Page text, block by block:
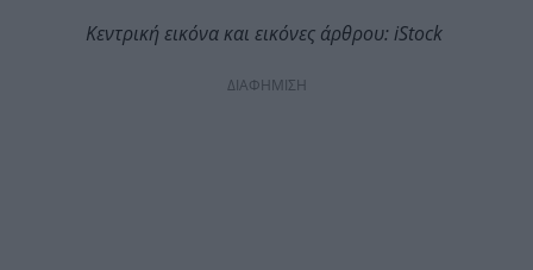
Κεντρική εικόνα και εικόνες άρθρου: iStock
ΔΙΑΦΗΜΙΣΗ